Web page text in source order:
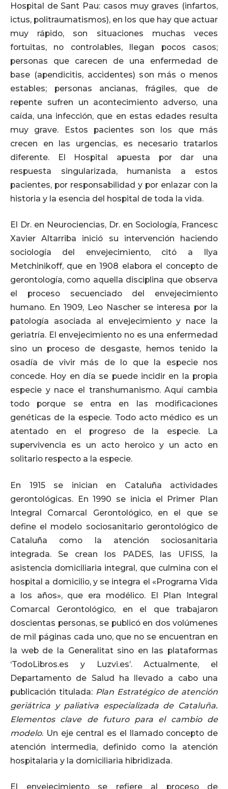
Hospital de Sant Pau: casos muy graves (infartos,
ictus, politraumatismos), en los que hay que actuar
muy rápido, son situaciones muchas veces
fortuitas, no controlables, llegan pocos casos;
personas que carecen de una enfermedad de
base (apendicitis, accidentes) son más o menos
estables; personas ancianas, frágiles, que de
repente sufren un acontecimiento adverso, una
caída, una infección, que en estas edades resulta
muy grave. Estos pacientes son los que más
crecen en las urgencias, es necesario tratarlos
diferente. El Hospital apuesta por dar una
respuesta singularizada, humanista a estos
pacientes, por responsabilidad y por enlazar con la
historia y la esencia del hospital de toda la vida.
El Dr. en Neurociencias, Dr. en Sociología, Francesc
Xavier Altarriba inició su intervención haciendo
sociología del envejecimiento, citó a Ilya
Metchinikoff, que en 1908 elabora el concepto de
gerontología, como aquella disciplina que observa
el proceso secuenciado del envejecimiento
humano. En 1909, Leo Nascher se interesa por la
patología asociada al envejecimiento y nace la
geriatría. El envejecimiento no es una enfermedad
sino un proceso de desgaste, hemos tenido la
osadía de vivir más de lo que la especie nos
concede. Hoy en día se puede incidir en la propia
especie y nace el transhumanismo. Aquí cambia
todo porque se entra en las modificaciones
genéticas de la especie. Todo acto médico es un
atentado en el progreso de la especie. La
supervivencia es un acto heroico y un acto en
solitario respecto a la especie.
En 1915 se inician en Cataluña actividades
gerontológicas. En 1990 se inicia el Primer Plan
Integral Comarcal Gerontológico, en el que se
define el modelo sociosanitario gerontológico de
Cataluña como la atención sociosanitaria
integrada. Se crean los PADES, las UFISS, la
asistencia domiciliaria integral, que culmina con el
hospital a domicilio, y se integra el «Programa Vida
a los años», que era modélico. El Plan Integral
Comarcal Gerontológico, en el que trabajaron
doscientas personas, se publicó en dos volúmenes
de mil páginas cada uno, que no se encuentran en
la web de la Generalitat sino en las plataformas
‘TodoLibros.es y Luzvi.es’. Actualmente, el
Departamento de Salud ha llevado a cabo una
publicación titulada: Plan Estratégico de atención
geriátrica y paliativa especializada de Cataluña.
Elementos clave de futuro para el cambio de
modelo. Un eje central es el llamado concepto de
atención intermedia, definido como la atención
hospitalaria y la domiciliaria hibridizada.
El envejecimiento se refiere al proceso de